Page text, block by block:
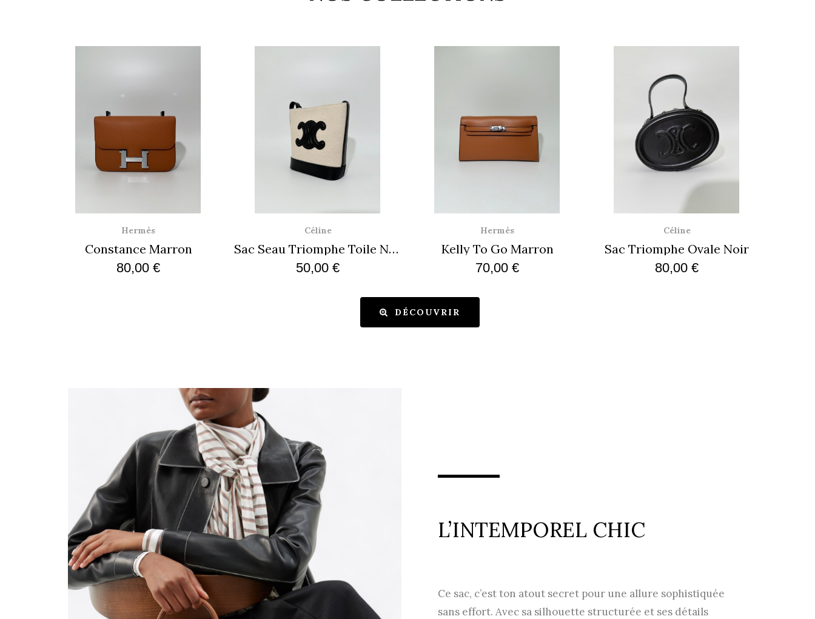
Aperçu rapide
Hermès
Constance Marron
80,00 €
Aperçu rapide
Céline
Sac Seau Triomphe Toile Noir
50,00 €
Aperçu rapide
Hermès
Kelly To Go Marron
70,00 €
Aperçu rapide
Céline
Sac Triomphe Ovale Noir
80,00 €
DÉCOUVRIR
L’INTEMPOREL CHIC
Ce sac, c’est ton atout secret pour une allure sophistiquée
sans effort. Avec sa silhouette structurée et ses détails